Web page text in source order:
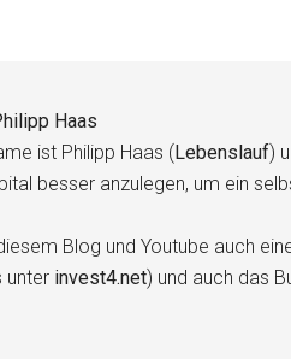
Haas
ist Philipp Haas (Lebenslauf)
besser anzulegen, um ein
Blog und Youtube auch
unter invest4.net) und auch das